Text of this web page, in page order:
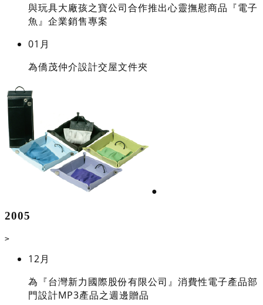
與玩具大廠孩之寶公司合作推出心靈撫慰商品『電子
魚』企業銷售專案
01月
為僑茂仲介設計交屋文件夾
●
2005
>
12月
為『台灣新力國際股份有限公司』消費性電子產品部
門設計MP3產品之週邊贈品